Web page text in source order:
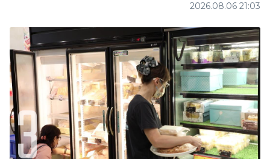
2026.08.06 21:03